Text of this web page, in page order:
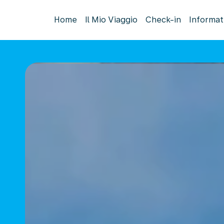
Home Il Mio Viaggio Check-in